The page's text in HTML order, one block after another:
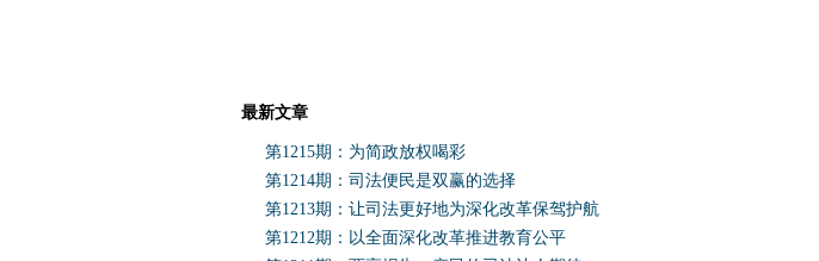
最新文章
第1215期：为简政放权喝彩
第1214期：司法便民是双赢的选择
第1213期：让司法更好地为深化改革保驾护航
第1212期：以全面深化改革推进教育公平